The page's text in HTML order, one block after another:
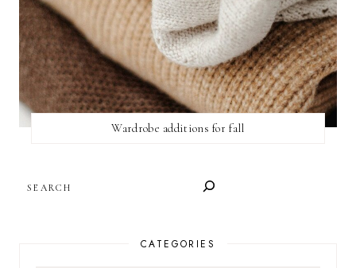
Wardrobe additions for fall
CATEGORIES